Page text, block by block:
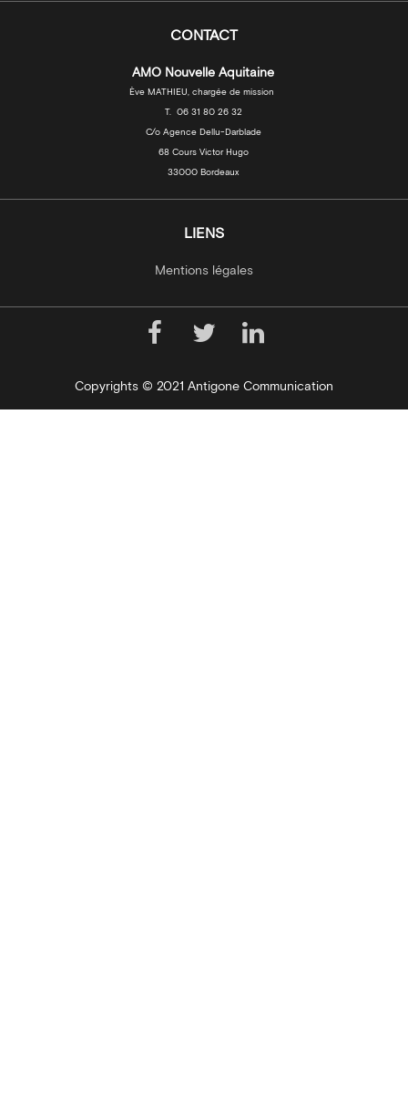
CONTACT
AMO Nouvelle Aquitaine
Ève MATHIEU, chargée de mission
T. 06 31 80 26 32
C/o Agence Dellu-Darblade
68 Cours Victor Hugo
33000 Bordeaux
LIENS
Mentions légales
Copyrights © 2021 Antigone Communication